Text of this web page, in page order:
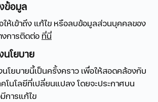
ข้อมูล
ให้เข้าถึง แก้ไข หรือลบข้อมูลส่วนบุคคลของ
งการติดต่อ ที่นี่
นโยบาย
โยบายนี้เป็นครั้งคราว เพื่อให้สอดคล้องกับ
โนโลยีที่เปลี่ยนแปลง โดยจะประกาศบน
การแก้ไข